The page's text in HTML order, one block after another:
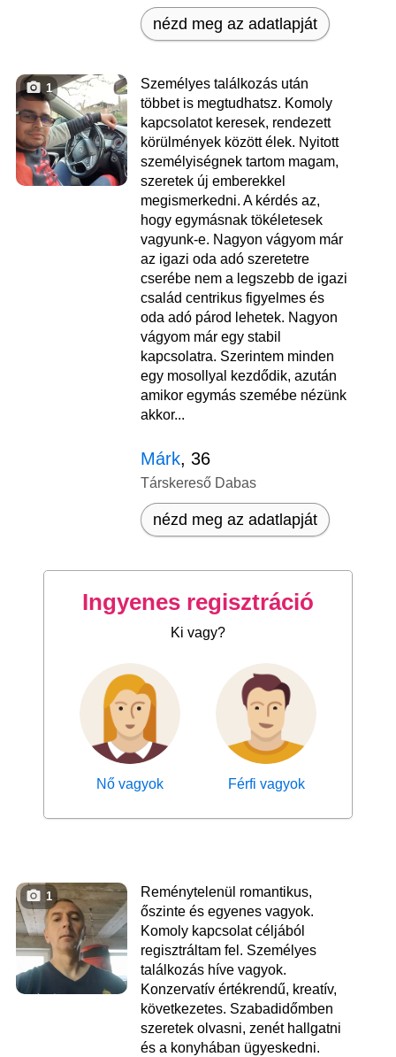
nézd meg az adatlapját
1
Személyes találkozás után
többet is megtudhatsz. Komoly
kapcsolatot keresek, rendezett
körülmények között élek. Nyitott
személyiségnek tartom magam,
szeretek új emberekkel
megismerkedni. A kérdés az,
hogy egymásnak tökéletesek
vagyunk-e. Nagyon vágyom már
az igazi oda adó szeretetre
cserébe nem a legszebb de igazi
család centrikus figyelmes és
oda adó párod lehetek. Nagyon
vágyom már egy stabil
kapcsolatra. Szerintem minden
egy mosollyal kezdődik, azután
amikor egymás szemébe nézünk
akkor...
Márk, 36
Társkereső Dabas
nézd meg az adatlapját
Ingyenes regisztráció
Ki vagy?
Nő vagyok Férfi vagyok
1
Reménytelenül romantikus,
őszinte és egyenes vagyok.
Komoly kapcsolat céljából
regisztráltam fel. Személyes
találkozás híve vagyok.
Konzervatív értékrendű, kreatív,
következetes. Szabadidőmben
szeretek olvasni, zenét hallgatni
és a konyhában ügyeskedni.